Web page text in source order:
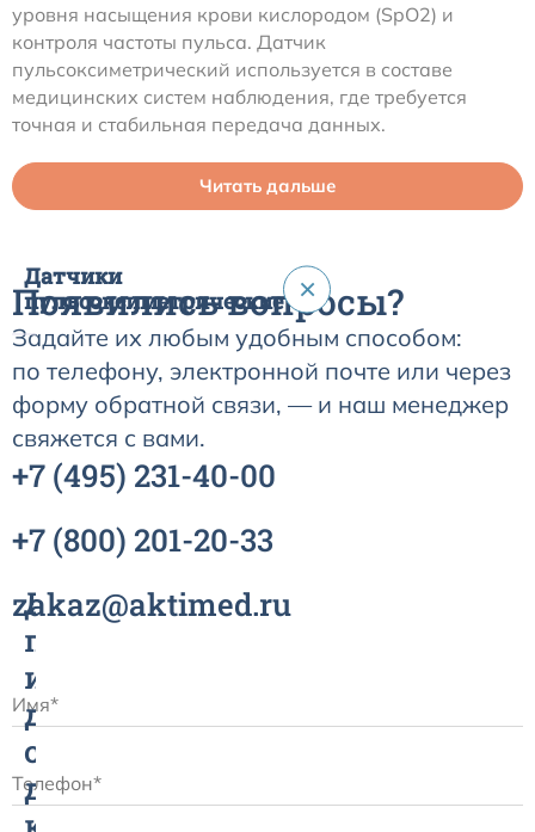
уровня насыщения крови кислородом (SpO2) и
контроля частоты пульса. Датчик
пульсоксиметрический используется в составе
медицинских систем наблюдения, где требуется
точная и стабильная передача данных.
Читать дальше
Датчики
пульсоксиметрические
×
Датчик
пульсоксиметрический
и
датчик
сатурации
для
Появились вопросы?
Задайте их любым удобным способом:
по телефону, электронной почте или через
форму обратной связи, — и наш менеджер
свяжется с вами.
+7 (495) 231-40-00
+7 (800) 201-20-33
zakaz@aktimed.ru